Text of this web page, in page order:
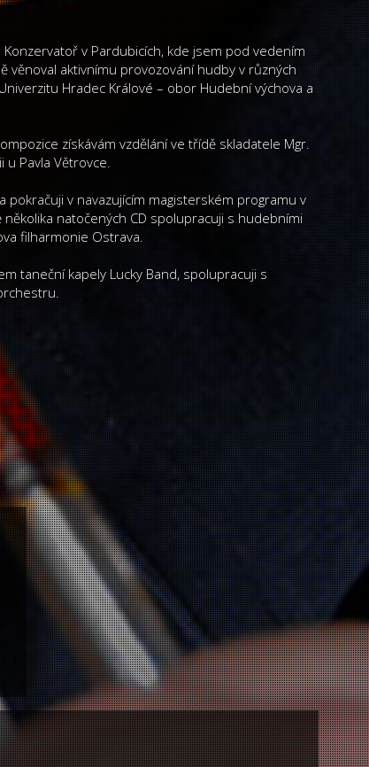
v Pardubicích, kde jsem pod vedením
věnoval aktivnímu provozování hudby v různých
Hradec Králové – obor Hudební výchova a
získávám vzdělání ve třídě skladatele Mgr.
u Pavla Větrovce.
v navazujícím magisterském programu v
natočených CD spolupracuji s hudebními
filharmonie Ostrava.
taneční kapely Lucky Band, spolupracuji s